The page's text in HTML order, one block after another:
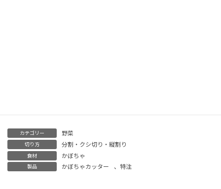
カテゴリー 野菜
切り方 分割・クシ切り・縦割り
食材 かぼちゃ
製品 かぼちゃカッター 、 特注